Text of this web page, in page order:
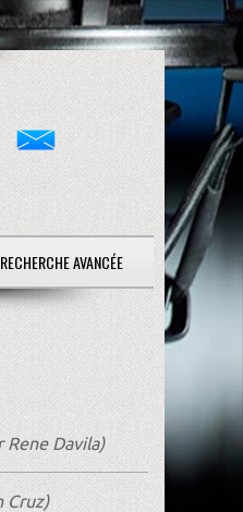
RECHERCHE AVANCÉE
Davila)
Cruz)